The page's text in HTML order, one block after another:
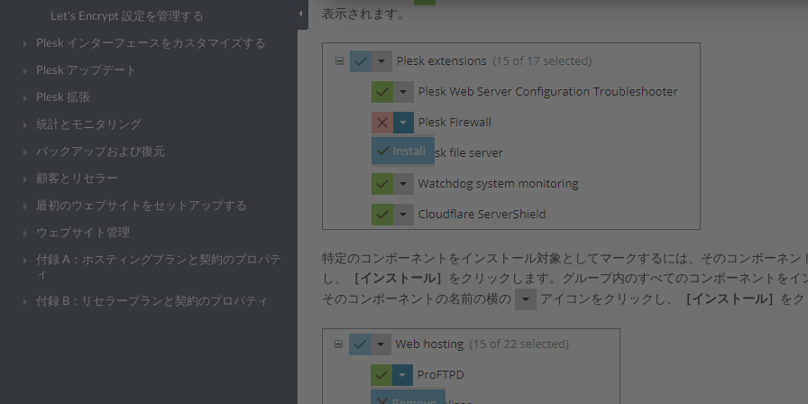
Let's Encrypt 設定を管理する
Plesk インターフェースをカスタマイズする
Plesk アップデート
Plesk 拡張
統計とモニタリング
バックアップおよび復元
顧客とリセラー
最初のウェブサイトをセットアップする
ウェブサイト管理
付録 A：ホスティングプランと契約のプロパテ
ィ
付録 B：リセラープランと契約のプロパティ
表示されます。
特定のコンポーネントをインストール対象としてマークするには、そのコンポーネ
し、
［インストール］
をクリックします。グループ内のすべてのコンポーネントを
そのコンポーネントの名前の横の
アイコンをクリックし、 ［インストール］ を